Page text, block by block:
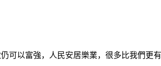
可以富強，人民安居樂業，很多比我們更有